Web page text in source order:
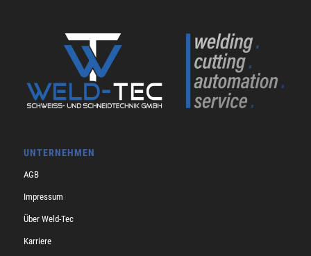
UNTERNEHMEN
AGB
Impressum
Über Weld-Tec
Karriere